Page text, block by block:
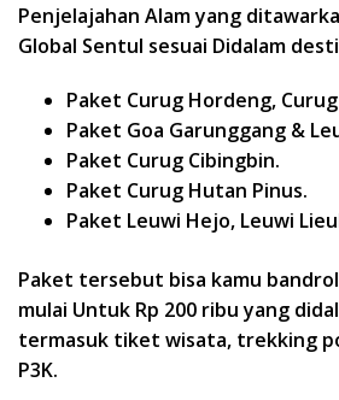
Penjelajahan Alam yang
Global Sentul sesuai Didalam
Paket Curug Hordeng,
Paket Goa Garunggang &
Paket Curug Cibingbin.
Paket Curug Hutan Pinus.
Paket Leuwi Hejo, Leuwi
Paket tersebut bisa kamu
mulai Untuk Rp 200 ribu yang
termasuk tiket wisata, trekking
P3K.